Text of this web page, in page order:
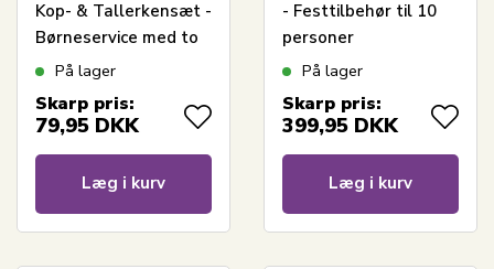
Kop- & Tallerkensæt -
Børneservice med to
tallerkener og to
På lager
Skarp pris:
79,95 DKK
Læg i kurv
- Festtilbehør til 10
personer
På lager
Skarp pris:
399,95 DKK
Læg i kurv